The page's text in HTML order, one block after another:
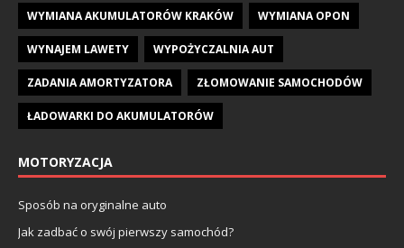
WYMIANA AKUMULATORÓW KRAKÓW WYMIANA OPON
WYNAJEM LAWETY WYPOŻYCZALNIA AUT
ZADANIA AMORTYZATORA ZŁOMOWANIE SAMOCHODÓW
ŁADOWARKI DO AKUMULATORÓW
MOTORYZACJA
Sposób na oryginalne auto
Jak zadbać o swój pierwszy samochód?